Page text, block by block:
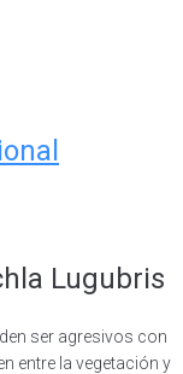
Lugubris
ser agresivos con
entre la vegetación y